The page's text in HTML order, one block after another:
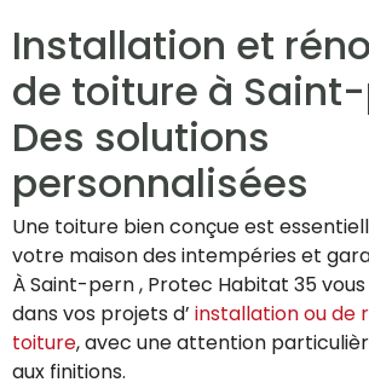
Installation et
de toiture à
Des solutions
personnalisées
Une toiture bien conçue est
votre maison des intempéries et
À Saint-pern , Protec Habitat 35
dans vos projets d’ installation ou de
toiture, avec une attention
aux finitions.